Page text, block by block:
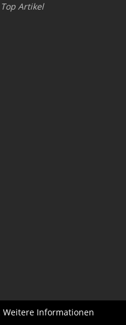
Top Artikel
Weitere Informationen